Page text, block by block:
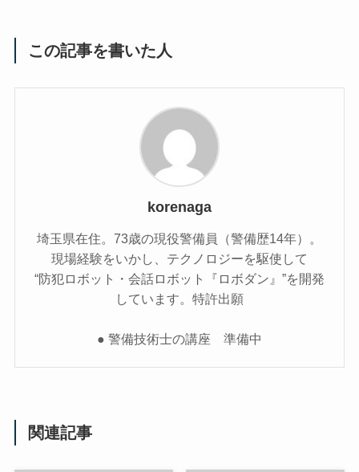
この記事を書いた人
korenaga
埼玉県在住。73歳の現役警備員（警備歴14年）。
現場経験をいかし、テクノロジーを駆使して
“防犯ロボット・会話ロボット『ロボダン』”を開発
しています。特許出願
● 警備技術士の講座 準備中
関連記事